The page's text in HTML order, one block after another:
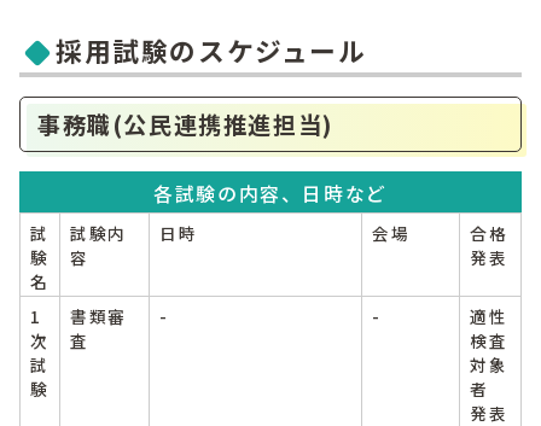
採用試験のスケジュール
事務職(公民連携推進担当)
各試験の内容、日時など
試
験
名
試験内
容
日時 会場
合格
発表
1
次
試
験
書類審
査
- -
適性
検査
対象
者
発表